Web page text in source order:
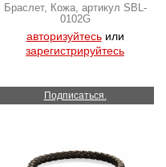
Браслет, Кожа, артикул SBL-
0102G
авторизуйтесьили
зарегистрируйтесь
Подписаться.